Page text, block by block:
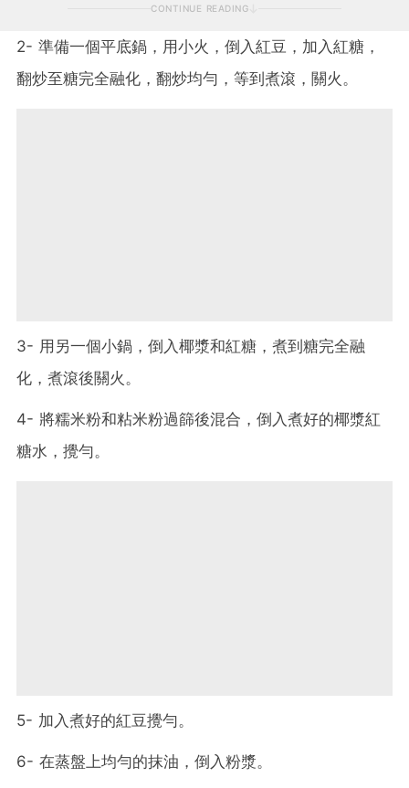
CONTINUE READING
2- 準備一個平底鍋，用小火，倒入紅豆，加入紅糖，
翻炒至糖完全融化，翻炒均勻，等到煮滾，關火。
3- 用另一個小鍋，倒入椰漿和紅糖，煮到糖完全融
化，煮滾後關火。
4- 將糯米粉和粘米粉過篩後混合，倒入煮好的椰漿紅
糖水，攪勻。
5- 加入煮好的紅豆攪勻。
6- 在蒸盤上均勻的抹油，倒入粉漿。